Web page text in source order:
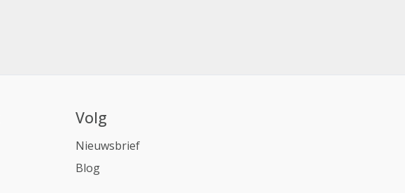
Volg
Nieuwsbrief
Blog